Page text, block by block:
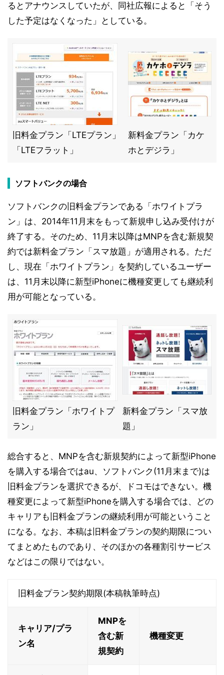
るとアナウンスしていたが、同社広報によると「そう
した予定はなくなった」としている。
旧料金プラン「LTEプラン」
「LTEフラット」
新料金プラン「カケ
ホとデジラ」
ソフトバンクの場合
ソフトバンクの旧料金プランである「ホワイトプラ
ン」は、2014年11月末をもって新規申し込み受付けが
終了する。そのため、11月末以降はMNPを含む新規契
約では新料金プラン「スマ放題」が適用される。ただ
し、現在「ホワイトプラン」を契約しているユーザー
は、11月末以降に新型iPhoneに機種変更しても継続利
用が可能となっている。
旧料金プラン「ホワイトプ
ラン」
新料金プラン「スマ放
題」
総合すると、MNPを含む新規契約によって新型iPhone
を購入する場合ではau、ソフトバンク(11月末まで)は
旧料金プランを選択できるが、ドコモはできない。機
種変更によって新型iPhoneを購入する場合では、どの
キャリアも旧料金プランの継続利用が可能ということ
になる。なお、本稿は旧料金プランの契約期限につい
てまとめたものであり、そのほかの各種割引サービス
などはこの限りではない。
旧料金プラン契約期限(本稿執筆時点)
キャリア/プラ
ン名
MNPを
含む新
規契約
機種変更